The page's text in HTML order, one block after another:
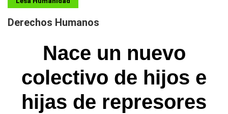
Derechos Humanos
Nace un nuevo
colectivo de hijos e
hijas de represores